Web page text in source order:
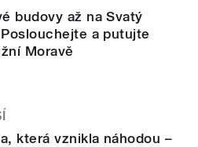
budovy až na Svatý
a putujte
Moravě
která vznikla náhodou –